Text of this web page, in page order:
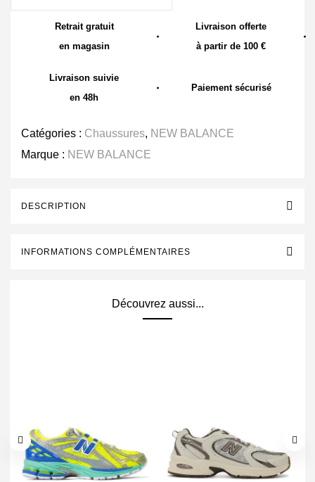
Retrait gratuit
en magasin
Livraison offerte
à partir de 100 €
Livraison suivie
en 48h
Paiement sécurisé
Catégories : Chaussures, NEW BALANCE
Marque : NEW BALANCE
DESCRIPTION
INFORMATIONS COMPLÉMENTAIRES
Découvrez aussi...